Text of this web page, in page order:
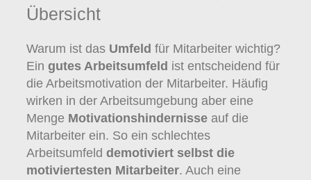
Übersicht
Warum ist das Umfeld für Mitarbeiter wichtig?
Ein gutes Arbeitsumfeld ist entscheidend für
die Arbeitsmotivation der Mitarbeiter. Häufig
wirken in der Arbeitsumgebung aber eine
Menge Motivationshindernisse auf die
Mitarbeiter ein. So ein schlechtes
Arbeitsumfeld demotiviert selbst die
motiviertesten Mitarbeiter. Auch eine